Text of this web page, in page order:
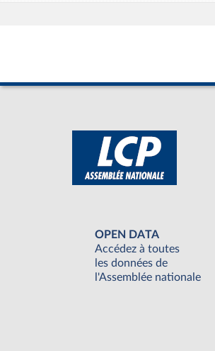
OPEN DATA
Accédez à toutes
les données de
l'Assemblée nationale